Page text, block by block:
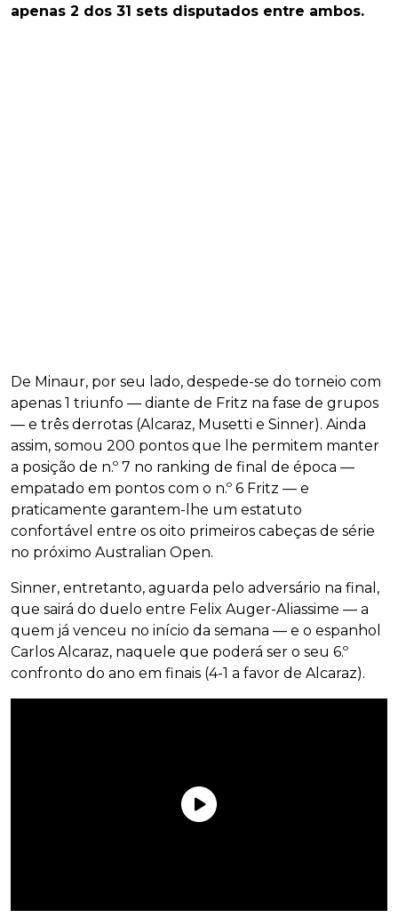
apenas 2 dos 31 sets disputados entre ambos.
De Minaur, por seu lado, despede-se do torneio com
apenas 1 triunfo — diante de Fritz na fase de grupos
— e três derrotas (Alcaraz, Musetti e Sinner). Ainda
assim, somou 200 pontos que lhe permitem manter
a posição de n.º 7 no ranking de final de época —
empatado em pontos com o n.º 6 Fritz — e
praticamente garantem-lhe um estatuto
confortável entre os oito primeiros cabeças de série
no próximo Australian Open.
Sinner, entretanto, aguarda pelo adversário na final,
que sairá do duelo entre Felix Auger-Aliassime — a
quem já venceu no início da semana — e o espanhol
Carlos Alcaraz, naquele que poderá ser o seu 6.º
confronto do ano em finais (4-1 a favor de Alcaraz).